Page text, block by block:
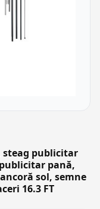
steag publicitar
pană,
sol, semne
16.3 FT